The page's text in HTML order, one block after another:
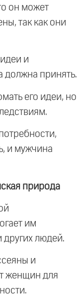
он может
так как они
и
должна принять.
его идеи, но
и мужчина
природа
им
других людей.
и
женщин для